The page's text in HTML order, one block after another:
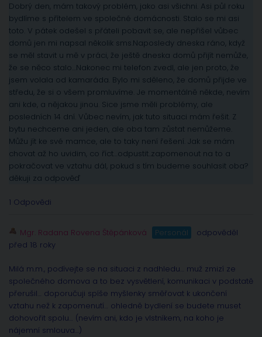
Dobrý den, mám takový problém, jako asi všichni. Asi půl roku
bydlíme s přítelem ve společné domácnosti. Stalo se mi asi
toto. V pátek odešel s přáteli pobavit se, ale nepřišel vůbec
domů jen mi napsal několik sms.Naposledy dneska ráno, když
se měl stavit u mě v práci, že ještě dneska domů přijít nemůže,
že se něco stalo…Nakonec mi telefon zvedl, ale jen proto, že
jsem volala od kamaráda. Bylo mi sděleno, že domů přijde ve
středu, že si o všem promluvíme. Je momentálně někde, nevím
ani kde, a nějakou jinou. Sice jsme měli problémy, ale
posledních 14 dní. Vůbec nevím, jak tuto situaci mám řešit. Z
bytu nechceme ani jeden, ale oba tam zůstat nemůžeme.
Můžu jít ke své mamce, ale to taky není řešení. Jak se mám
chovat až ho uvidim, co říct…odpustit..zapomenout na to a
pokračovat ve vztahu dál, pokud s tím budeme souhlasit oba?
děkuji za odpověď
1 Odpovědi
Mgr. Radana Rovena Štěpánková Personál
odpověděl
před 18 roky
Milá m.m., podívejte se na situaci z nadhledu… muž zmizí ze
společného domova a to bez vysvětlení, komunikaci v podstatě
přerušil… doporučuji spíše myšlenky směřovat k ukončení
vztahu než k zapomenutí… ohledně bydlení se budete muset
dohovořit spolu… (nevím ani, kdo je vlstníkem, na koho je
nájemní smlouva…)